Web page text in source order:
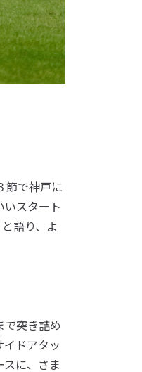
節で神戸に
スタート
語り、よ
突き詰め
ドアタッ
に、さま